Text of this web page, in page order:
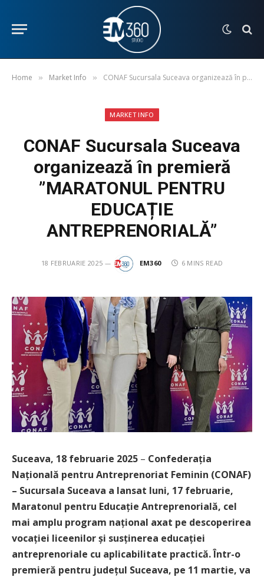
Home » Market Info » CONAF Sucursala Suceava organizează în premieră ”MARATONUL PENTRU EDUCAȚIE ANTREPRENORIALĂ”
MARKET INFO
CONAF Sucursala Suceava
organizează în premieră
”MARATONUL PENTRU
EDUCAȚIE
ANTREPRENORIALĂ”
18 FEBRUARIE 2025 EM360 6 MINS READ
Suceava, 18 februarie 2025 – Confederația
Națională pentru Antreprenoriat Feminin (CONAF)
– Sucursala Suceava a lansat luni, 17 februarie,
Maratonul pentru Educație Antreprenorială, cel
mai amplu program național axat pe descoperirea
vocației liceenilor și susținerea educației
antreprenoriale cu aplicabilitate practică. Într-o
premieră pentru județul Suceava, pe 11 martie, va